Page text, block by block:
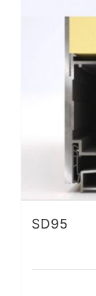
SD95